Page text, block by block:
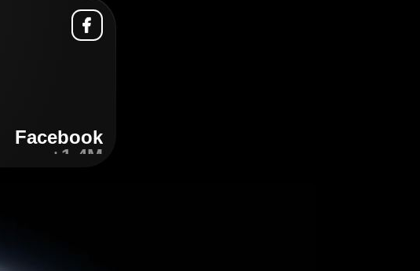
Facebook
1.4M+